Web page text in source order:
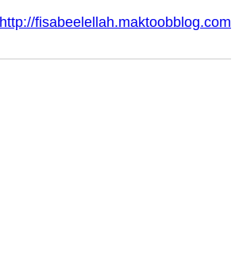
http://fisabeelellah.maktoobblog.com